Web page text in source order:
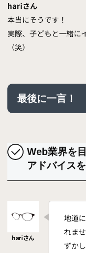
hariさん
本当にそうです！
実際、子どもと一緒に
（笑）
最後に一言！
Web業界を
アドバイス
地道
れま
ずか